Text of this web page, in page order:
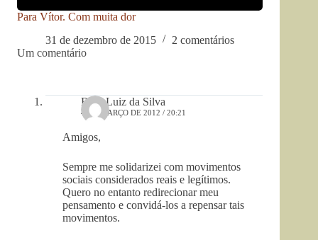
Para Vítor. Com muita dor
31 de dezembro de 2015
2 comentários
Um comentário
Roni Luiz da Silva
4 DE MARÇO DE 2012 / 20:21
Amigos,
Sempre me solidarizei com movimentos
sociais considerados reais e legítimos.
Quero no entanto redirecionar meu
pensamento e convidá-los a repensar tais
movimentos.